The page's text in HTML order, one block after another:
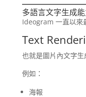
多語言文字生成
Ideogram 一直以來
Text
也就是圖片內文字生
例如：
海報